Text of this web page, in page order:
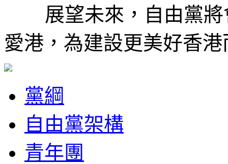
展望未來，自由黨
愛港，為建設更美好香
黨綱
自由黨架構
青年團